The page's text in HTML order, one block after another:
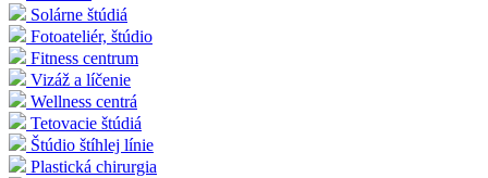
Solárne štúdiá
Fotoateliér, štúdio
Fitness centrum
Vizáž a líčenie
Wellness centrá
Tetovacie štúdiá
Štúdio štíhlej línie
Plastická chirurgia